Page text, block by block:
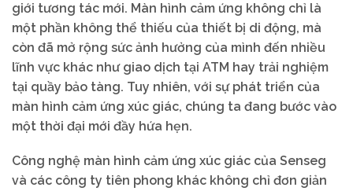
giới tương tác mới. Màn hình cảm ứng không chỉ là
một phần không thể thiếu của thiết bị di động, mà
còn đã mở rộng sức ảnh hưởng của mình đến nhiều
lĩnh vực khác như giao dịch tại ATM hay trải nghiệm
tại quầy bảo tàng. Tuy nhiên, với sự phát triển của
màn hình cảm ứng xúc giác, chúng ta đang bước vào
một thời đại mới đầy hứa hẹn.
Công nghệ màn hình cảm ứng xúc giác của Senseg
và các công ty tiên phong khác không chỉ đơn giản